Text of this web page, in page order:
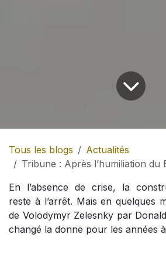
Tous les blogs
Actualités
Tribune : Après l’humiliation du Bureau ovale,
En l’absence de crise, la
reste à l’arrêt. Mais en quelques
de Volodymyr Zelesnky par
changé la donne pour les années